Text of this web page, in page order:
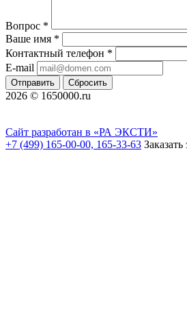
Вопрос *
Ваше имя *
Контактный телефон *
E-mail
Отправить Сбросить
2026 © 1650000.ru
Сайт разработан в «РА ЭКСТИ»
+7 (499) 165-00-00, 165-33-63